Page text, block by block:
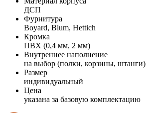
ДСП
Фурнитура
Boyard, Blum, Hettich
Кромка
ПВХ (0,4 мм, 2 мм)
Внутреннее наполнение
на выбор (полки, корзины, штанги)
Размер
индивидуальный
Цена
указана за базовую комплектацию